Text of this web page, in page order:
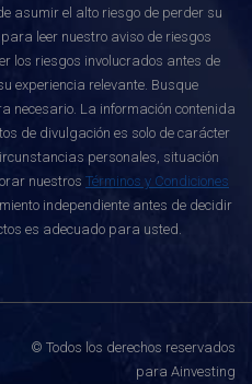
asumir el alto riesgo de perder su
leer nuestro aviso de riesgos
los riesgos involucrados antes de
experiencia relevante. Busque
necesario. La información contenida
de divulgación es solo de carácter
personales, situación
nuestros Términos y Condiciones
independiente antes de decidir
es adecuado para usted.
© Todos los derechos reservados
para Ainvesting